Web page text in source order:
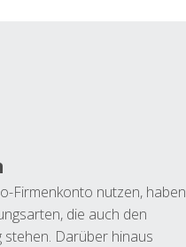
Firmenkonto nutzen, haben
die auch den
stehen. Darüber hinaus